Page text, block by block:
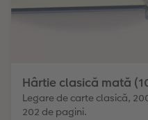
Hârtie clasică mată
Legare de carte clasică,
202 de pagini.